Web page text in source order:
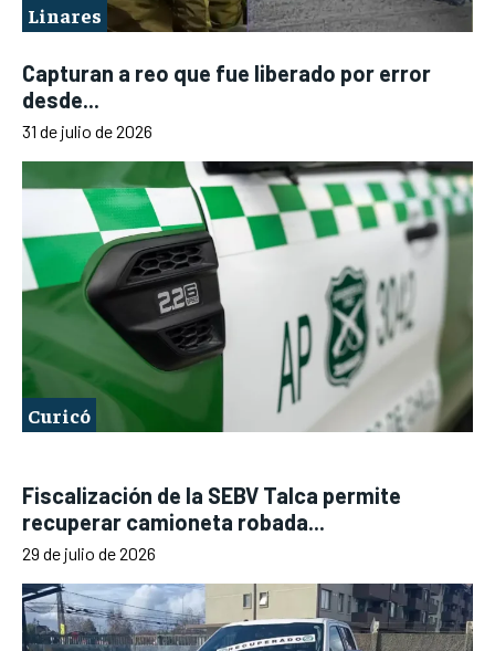
Linares
Capturan a reo que fue liberado por error
desde...
31 de julio de 2026
Curicó
Fiscalización de la SEBV Talca permite
recuperar camioneta robada...
29 de julio de 2026